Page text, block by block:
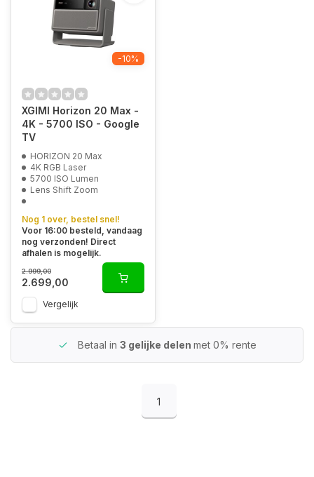
-10%
XGIMI Horizon 20 Max -
4K - 5700 ISO - Google
TV
HORIZON 20 Max
4K RGB Laser
5700 ISO Lumen
Lens Shift Zoom
Nog 1 over, bestel snel!
Voor 16:00 besteld, vandaag
nog verzonden! Direct
afhalen is mogelijk.
2.999,00
2.699,00
Vergelijk
Betaal in 3 gelijke delen met 0% rente
1